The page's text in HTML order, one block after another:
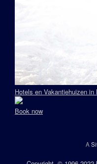
Hotels en Vakantiehuizen in
Book now
A